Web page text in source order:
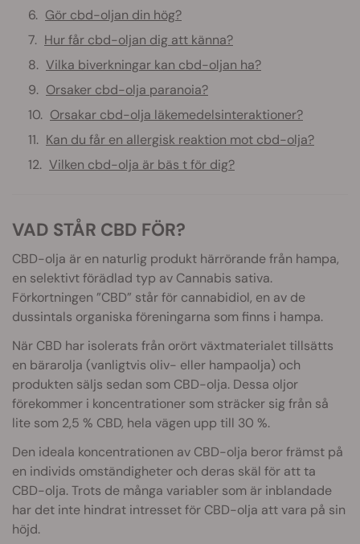
Gör cbd-oljan din hög?
Hur får cbd-oljan dig att känna?
Vilka biverkningar kan cbd-oljan ha?
Orsaker cbd-olja paranoia?
Orsakar cbd-olja läkemedelsinteraktioner?
Kan du får en allergisk reaktion mot cbd-olja?
Vilken cbd-olja är bäs t för dig?
VAD STÅR CBD FÖR?
CBD-olja är en naturlig produkt härrörande från hampa,
en selektivt förädlad typ av Cannabis sativa.
Förkortningen ”CBD” står för cannabidiol, en av de
dussintals organiska föreningarna som finns i hampa.
När CBD har isolerats från orört växtmaterialet tillsätts
en bärarolja (vanligtvis oliv- eller hampaolja) och
produkten säljs sedan som CBD-olja. Dessa oljor
förekommer i koncentrationer som sträcker sig från så
lite som 2,5 % CBD, hela vägen upp till 30 %.
Den ideala koncentrationen av CBD-olja beror främst på
en individs omständigheter och deras skäl för att ta
CBD-olja. Trots de många variabler som är inblandade
har det inte hindrat intresset för CBD-olja att vara på sin
höjd.